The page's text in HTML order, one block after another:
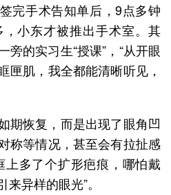
完手术告知单后，9点多钟
小东才被推出手术室。其
旁的实习生“授课”，“从开眼
匣肌，我全都能清晰听见，
期恢复，而是出现了眼角凹
称等情况，甚至会有拉扯感
上多了个扩形疤痕，哪怕戴
异样的眼光”。